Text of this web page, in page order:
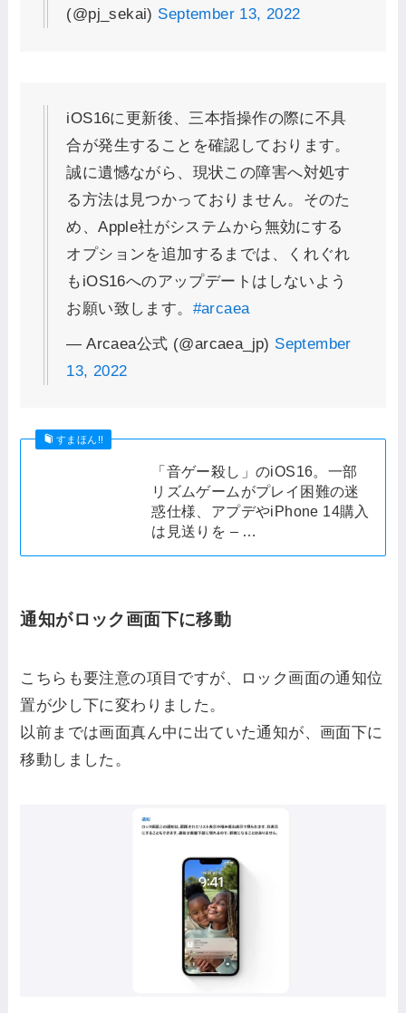
(@pj_sekai) September 13, 2022
iOS16に更新後、三本指操作の際に不具
合が発生することを確認しております。
誠に遺憾ながら、現状この障害へ対処す
る方法は見つかっておりません。そのた
め、Apple社がシステムから無効にする
オプションを追加するまでは、くれぐれ
もiOS16へのアップデートはしないよう
お願い致します。 #arcaea
— Arcaea公式 (@arcaea_jp) September
13, 2022
すまほん!!
「音ゲー殺し」のiOS16。一部
リズムゲームがプレイ困難の迷
惑仕様、アプデやiPhone 14購入
は見送りを – …
通知がロック画面下に移動
こちらも要注意の項目ですが、ロック画面の通知位
置が少し下に変わりました。
以前までは画面真ん中に出ていた通知が、画面下に
移動しました。